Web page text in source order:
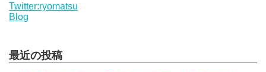
Twitter:ryomatsu
Blog
最近の投稿